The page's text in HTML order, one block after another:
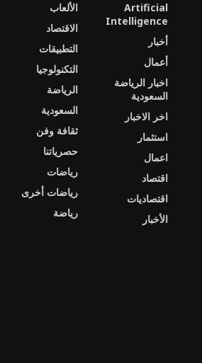
Artificial
Intelligence
أخبار
أعمال
اخبار الرياضة
السعودية
اخر الاخبار
استثمار
اعمال
اقتصاد
اقتصاديات
الأخبار
الألعاب
الاقتصاد
التطبيقات
التكنولوجيا
الرياضة
السعودية
ثقافة وفن
حصرياتنا
رياضات
رياضات أخرى
رياضة